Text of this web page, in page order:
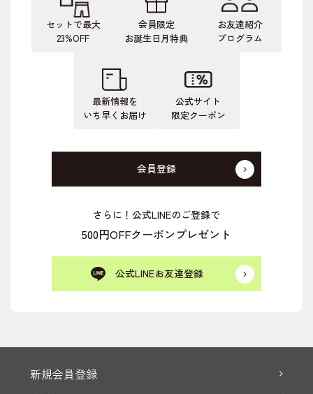
セットで最大
23%OFF
会員限定
お誕生日月特典
お友達紹介
プログラム
最新情報を
いち早くお届け
公式サイト
限定クーポン
会員登録
さらに！公式LINEのご登録で
500円OFFクーポンプレゼント
公式LINEお友達登録
新規会員登録